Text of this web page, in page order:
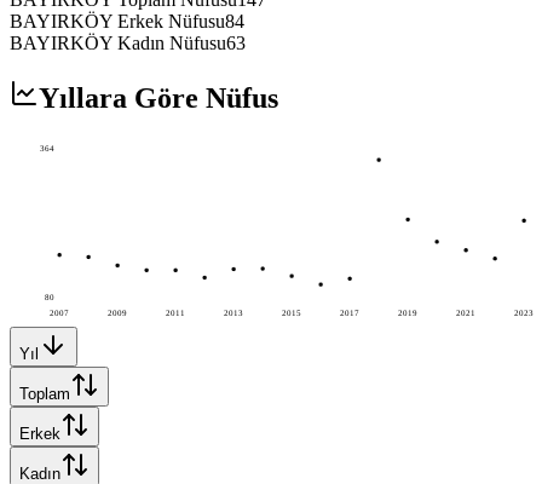
BAYIRKÖY Erkek Nüfusu84
BAYIRKÖY Kadın Nüfusu63
Yıllara Göre Nüfus
2007 2009 2011 2013 2015 2017 2019 2021 2023
364
80
Yıl
Toplam
Erkek
Kadın